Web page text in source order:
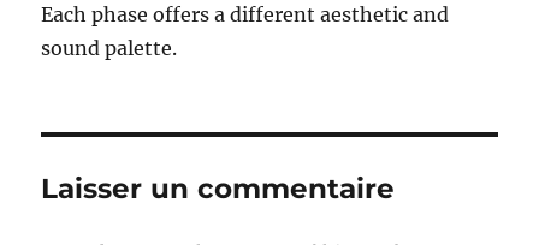
Each phase offers a different aesthetic and
sound palette.
Laisser un commentaire